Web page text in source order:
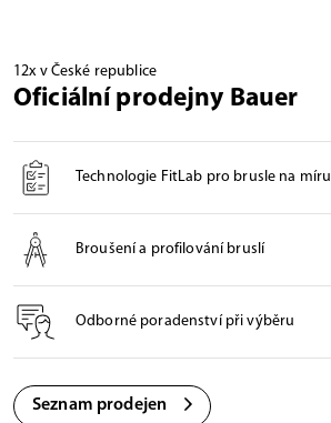
12x v České republice
Oficiální prodejny Bauer
Technologie FitLab pro brusle na míru
Broušení a profilování bruslí
Odborné poradenství při výběru
Seznam prodejen